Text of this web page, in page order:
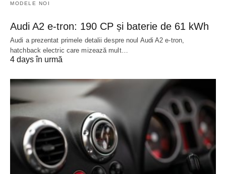
MODELE NOI
Audi A2 e-tron: 190 CP și baterie de 61 kWh
Audi a prezentat primele detalii despre noul Audi A2 e-tron,
hatchback electric care mizează mult…
4 days în urmă